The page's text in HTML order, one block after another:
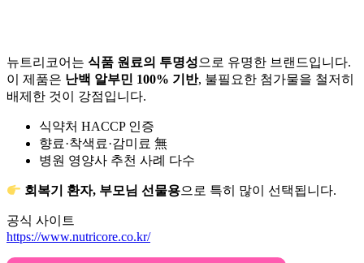
뉴트리코어는 식품 원료의 투명성으로 유명한 브랜드입니다.
이 제품은 난백 알부민 100% 기반, 불필요한 첨가물을 철저히
배제한 것이 강점입니다.
식약처 HACCP 인증
향료·착색료·감미료 無
병원 영양사 추천 사례 다수
회복기 환자, 부모님 선물용으로 특히 많이 선택됩니다.
공식 사이트
https://www.nutricore.co.kr/